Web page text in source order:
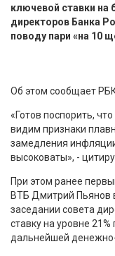
ключевой ставки на
директоров Банка
поводу пари «на 10
Об этом сообщает
«Готов поспорить,
видим признаки
замедления
высоковаты», -
При этом ранее
ВТБ Дмитрий Пьянов
заседании совета
ставку на уровне
дальнейшей